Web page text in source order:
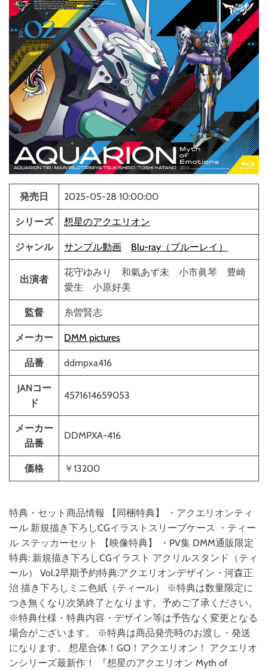
発売日 2025-05-28 10:00:00
シリーズ 想星のアクエリオン
ジャンル サンプル動画 Blu-ray（ブルーレイ）
出演者
花守ゆみり 和氣あず未 小市眞琴 豊崎
愛生 小原好美
監督 糸曽賢志
メーカー DMM pictures
品番 ddmpxa416
JANコー
ド
4571614659053
メーカー
品番
DDMPXA-416
価格 ￥13200
特典・セット商品情報 【同梱特典】 ・アクエリオンティ
ール 新規描き下ろしCGイラストスリーブケース ・ティー
ル ステッカーセット 【映像特典】 ・PV集 DMM通販限定
特典: 新規描き下ろしCGイラスト アクリルスタンド（ティ
ール） Vol.2早期予約特典:アクエリオンデザイン・河森正
治 描き下ろしミニ色紙（ティール） ※特典は数量限定に
つき無くなり次第終了となります。予めご了承ください。
※特典仕様・特典内容・デザイン等は予告なく変更となる
場合がございます。 ※特典は商品発売時のお渡し・発送
になります。 想星合体！GO！アクエリオン！ アクエリオ
ンシリーズ最新作！ 『想星のアクエリオン Myth of